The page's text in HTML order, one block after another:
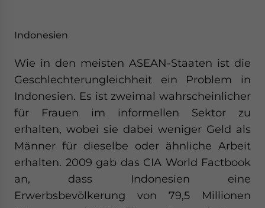
Indonesien
Wie in den meisten ASEAN-Staaten ist die
Geschlechterungleichheit ein Problem in
Indonesien. Es ist zweimal wahrscheinlicher
für Frauen im informellen Sektor zu
erhalten, wobei sie dabei weniger Geld als
Männer für dieselbe oder ähnliche Arbeit
erhalten. 2009 gab das CIA World Factbook
an, dass Indonesien eine
Erwerbsbevölkerung von 79,5 Millionen